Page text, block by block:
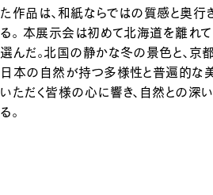
た作品は、和紙ならではの質感と奥行
る。 本展示会は初めて北海道を離れ
選んだ。北国の静かな冬の景色と、京
日本の自然が持つ多様性と普遍的な
いただく皆様の心に響き、自然との深
る。